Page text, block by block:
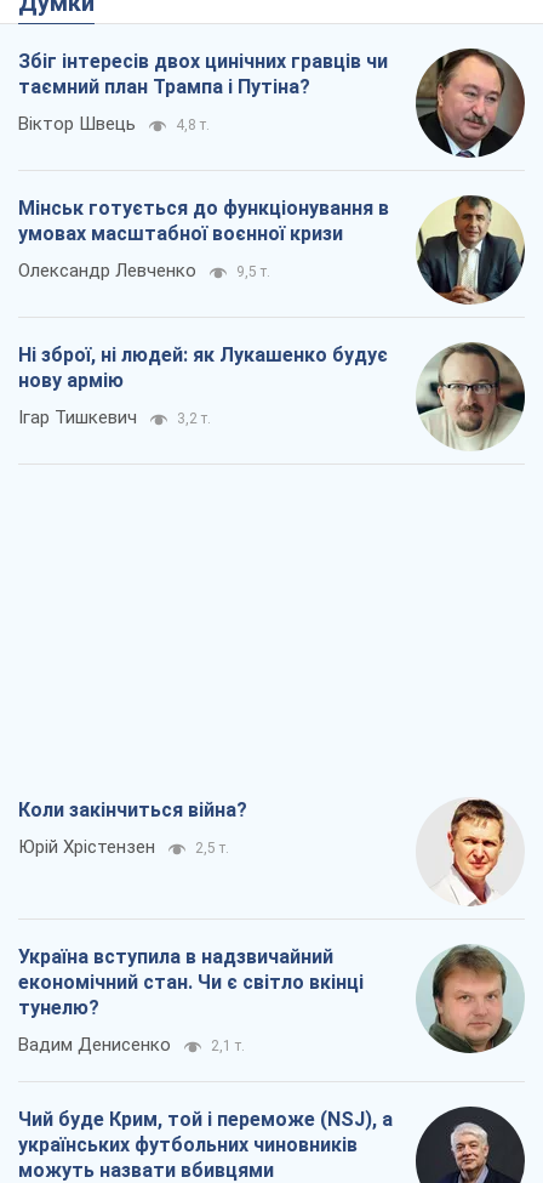
Збіг інтересів двох цинічних гравців чи
таємний план Трампа і Путіна?
Віктор Швець 4,8 т.
Мінськ готується до функціонування в
умовах масштабної воєнної кризи
Олександр Левченко 9,5 т.
Ні зброї, ні людей: як Лукашенко будує
нову армію
Ігар Тишкевич 3,2 т.
Коли закінчиться війна?
Юрій Хрістензен 2,5 т.
Україна вступила в надзвичайний
економічний стан. Чи є світло вкінці
тунелю?
Вадим Денисенко 2,1 т.
Чий буде Крим, той і переможе (NSJ), а
українських футбольних чиновників
можуть назвати вбивцями